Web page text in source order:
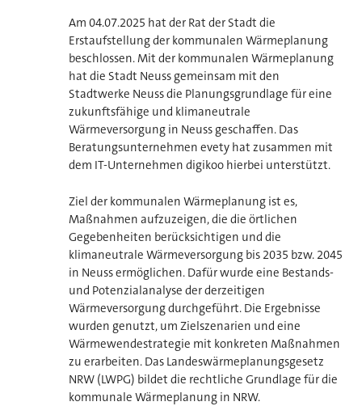
Am 04.07.2025 hat der Rat der Stadt die
Erstaufstellung der kommunalen Wärmeplanung
beschlossen. Mit der kommunalen Wärmeplanung
hat die Stadt Neuss gemeinsam mit den
Stadtwerke Neuss die Planungsgrundlage für eine
zukunftsfähige und klimaneutrale
Wärmeversorgung in Neuss geschaffen. Das
Beratungsunternehmen evety hat zusammen mit
dem IT-Unternehmen digikoo hierbei unterstützt.
Ziel der kommunalen Wärmeplanung ist es,
Maßnahmen aufzuzeigen, die die örtlichen
Gegebenheiten berücksichtigen und die
klimaneutrale Wärmeversorgung bis 2035 bzw. 2045
in Neuss ermöglichen. Dafür wurde eine Bestands-
und Potenzialanalyse der derzeitigen
Wärmeversorgung durchgeführt. Die Ergebnisse
wurden genutzt, um Zielszenarien und eine
Wärmewendestrategie mit konkreten Maßnahmen
zu erarbeiten. Das Landeswärmeplanungsgesetz
NRW (LWPG) bildet die rechtliche Grundlage für die
kommunale Wärmeplanung in NRW.